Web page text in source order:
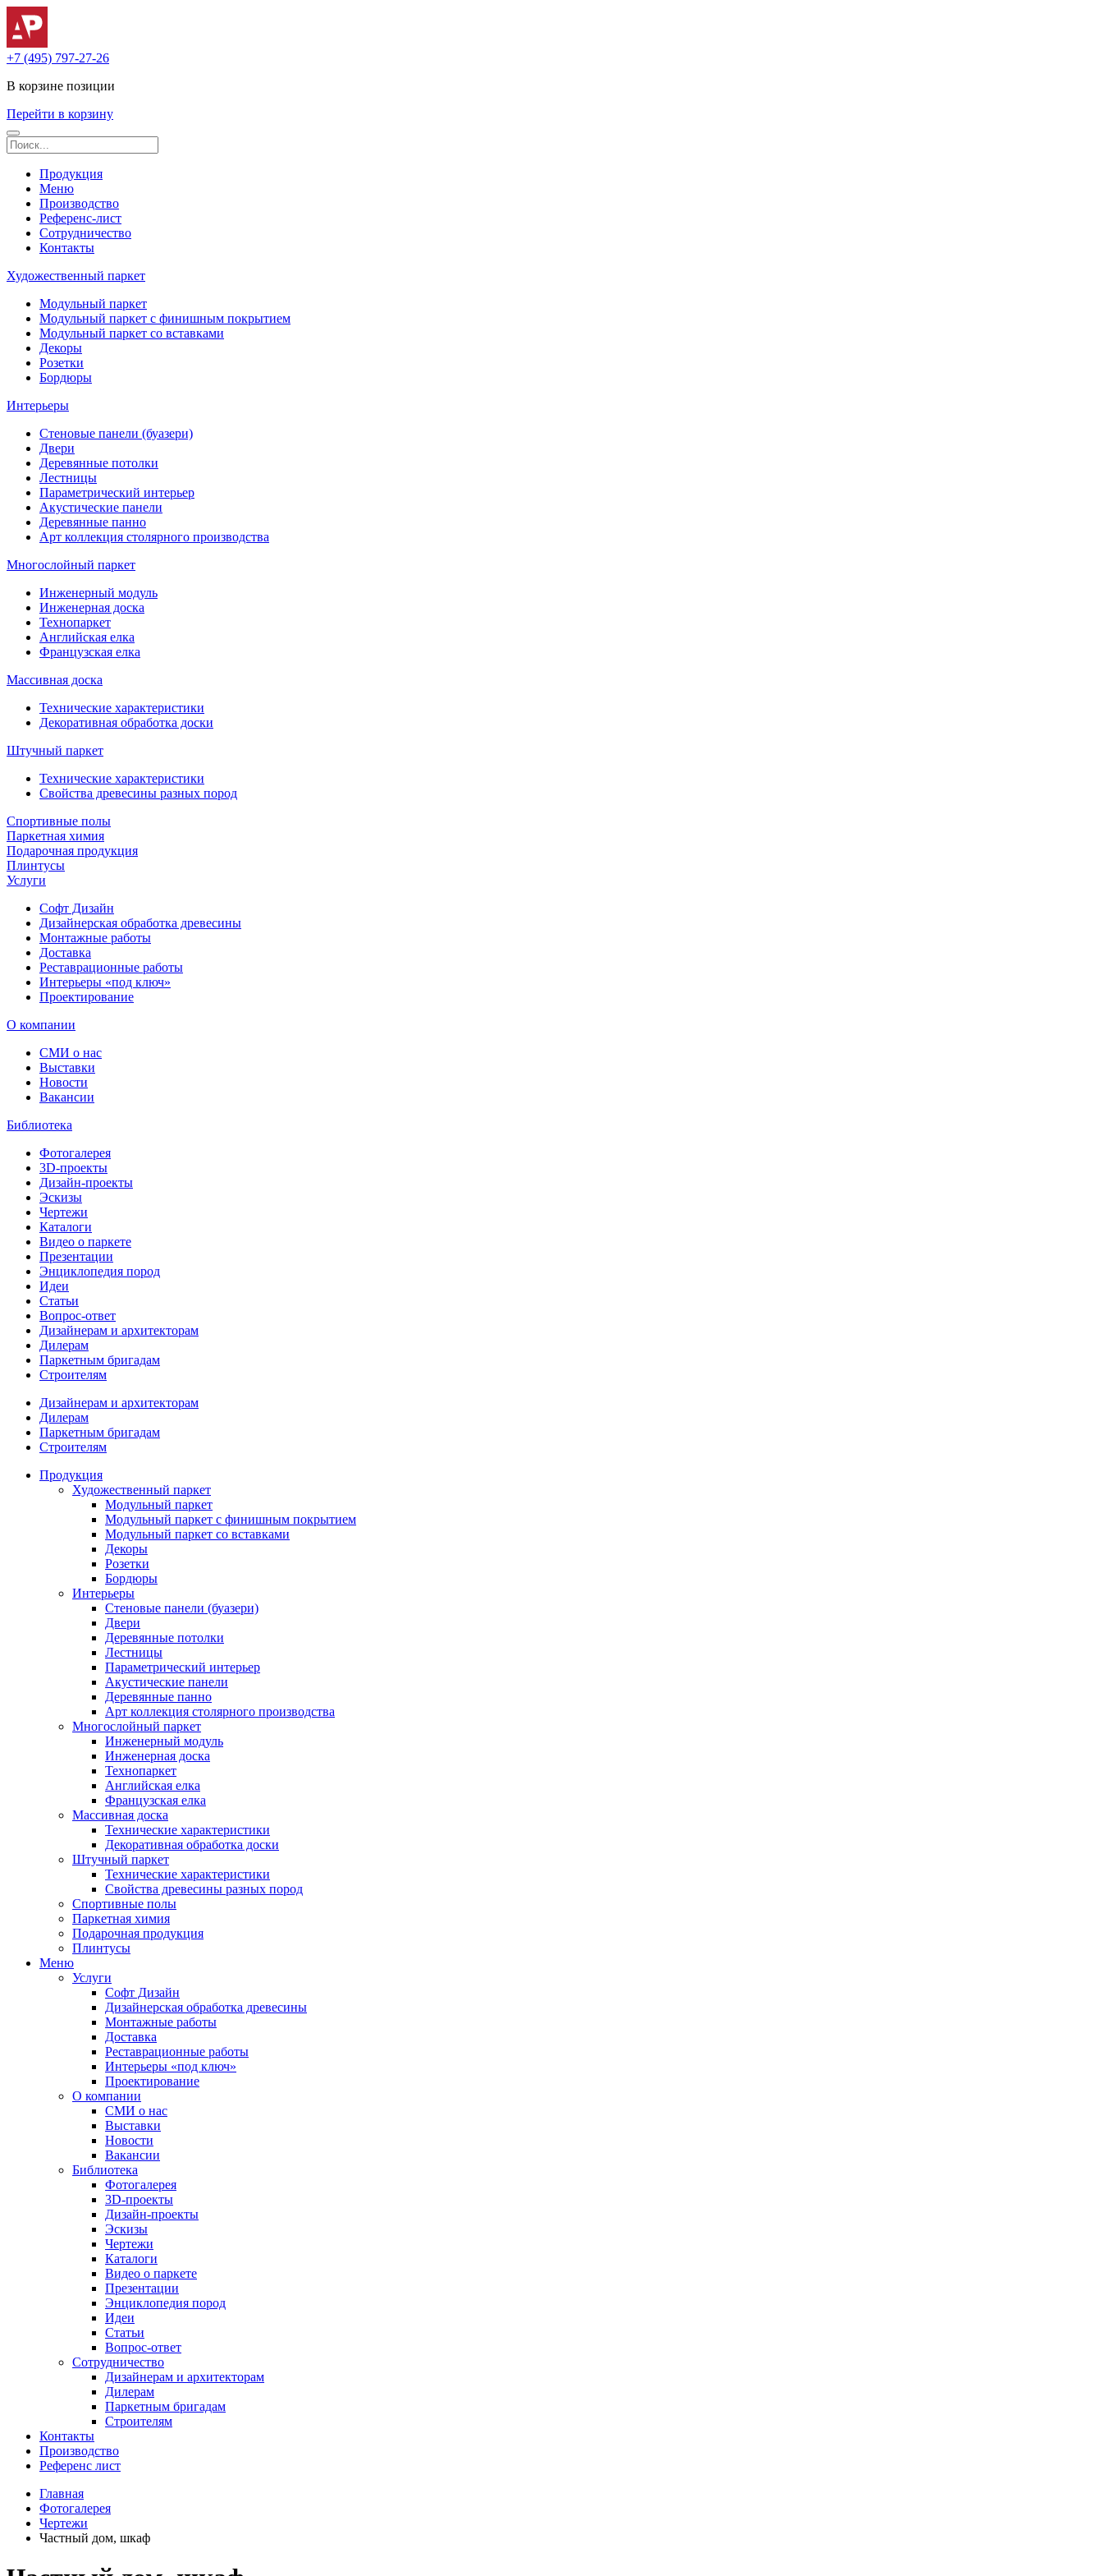
+7 (495) 797-27-26
В корзине позиции
Перейти в корзину
Продукция
Меню
Производство
Референс-лист
Сотрудничество
Контакты
Художественный паркет
Модульный паркет
Модульный паркет с финишным покрытием
Модульный паркет со вставками
Декоры
Розетки
Бордюры
Интерьеры
Стеновые панели (буазери)
Двери
Деревянные потолки
Лестницы
Параметрический интерьер
Акустические панели
Деревянные панно
Арт коллекция столярного производства
Многослойный паркет
Инженерный модуль
Инженерная доска
Технопаркет
Английская елка
Французская елка
Массивная доска
Технические характеристики
Декоративная обработка доски
Штучный паркет
Технические характеристики
Свойства древесины разных пород
Спортивные полы
Паркетная химия
Подарочная продукция
Плинтусы
Услуги
Софт Дизайн
Дизайнерская обработка древесины
Монтажные работы
Доставка
Реставрационные работы
Интерьеры «под ключ»
Проектирование
О компании
СМИ о нас
Выставки
Новости
Вакансии
Библиотека
Фотогалерея
3D-проекты
Дизайн-проекты
Эскизы
Чертежи
Каталоги
Видео о паркете
Презентации
Энциклопедия пород
Идеи
Статьи
Вопрос-ответ
Дизайнерам и архитекторам
Дилерам
Паркетным бригадам
Строителям
Дизайнерам и архитекторам
Дилерам
Паркетным бригадам
Строителям
Продукция
Художественный паркет
Модульный паркет
Модульный паркет с финишным покрытием
Модульный паркет со вставками
Декоры
Розетки
Бордюры
Интерьеры
Стеновые панели (буазери)
Двери
Деревянные потолки
Лестницы
Параметрический интерьер
Акустические панели
Деревянные панно
Арт коллекция столярного производства
Многослойный паркет
Инженерный модуль
Инженерная доска
Технопаркет
Английская елка
Французская елка
Массивная доска
Технические характеристики
Декоративная обработка доски
Штучный паркет
Технические характеристики
Свойства древесины разных пород
Спортивные полы
Паркетная химия
Подарочная продукция
Плинтусы
Меню
Услуги
Софт Дизайн
Дизайнерская обработка древесины
Монтажные работы
Доставка
Реставрационные работы
Интерьеры «под ключ»
Проектирование
О компании
СМИ о нас
Выставки
Новости
Вакансии
Библиотека
Фотогалерея
3D-проекты
Дизайн-проекты
Эскизы
Чертежи
Каталоги
Видео о паркете
Презентации
Энциклопедия пород
Идеи
Статьи
Вопрос-ответ
Сотрудничество
Дизайнерам и архитекторам
Дилерам
Паркетным бригадам
Строителям
Контакты
Производство
Референс лист
Главная
Фотогалерея
Чертежи
Частный дом, шкаф